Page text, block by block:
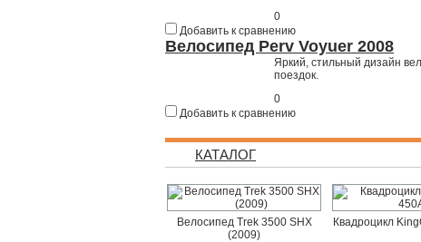
0
Добавить к сравнению
Велосипед Perv Voyuer 2008
Яркий, стильный дизайн
поездок.
0
Добавить к сравнению
КАТАЛОГ
Велосипед Trek 3500 SHX
(2009)
Квадроцикл